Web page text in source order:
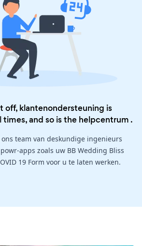
off, klantenondersteuning is
times, and so is the helpcentrum .
team van deskundige ingenieurs
apps zoals uw BB Wedding Bliss
19 Form voor u te laten werken.